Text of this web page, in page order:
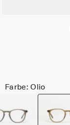
Farbe: Olio